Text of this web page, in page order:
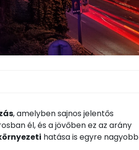
, amelyben sajnos jelentős
él, és a jövőben ez az arány
hatása is egyre nagyobb